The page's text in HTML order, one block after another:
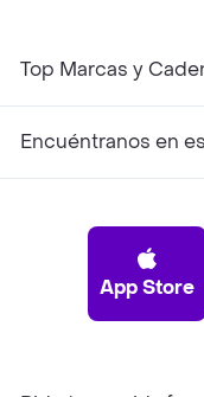
Top Marcas y
Encuéntranos en
App Store